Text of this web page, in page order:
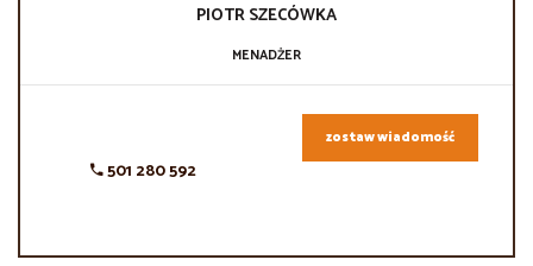
PIOTRSZECÓWKA
MENADŻER
501 280 592
zostaw wiadomość